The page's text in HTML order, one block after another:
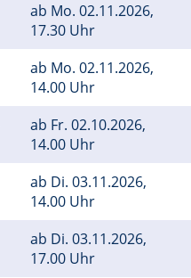
ab Mo. 02.11.2026,
17.30 Uhr
ab Mo. 02.11.2026,
14.00 Uhr
ab Fr. 02.10.2026,
14.00 Uhr
ab Di. 03.11.2026,
14.00 Uhr
ab Di. 03.11.2026,
17.00 Uhr